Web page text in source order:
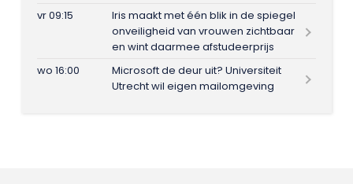
vr 09:15
Iris maakt met één blik in de spiegel
onveiligheid van vrouwen zichtbaar
en wint daarmee afstudeerprijs
wo 16:00
Microsoft de deur uit? Universiteit
Utrecht wil eigen mailomgeving